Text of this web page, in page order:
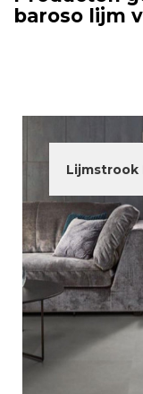
baroso lijm
Lijmstrook